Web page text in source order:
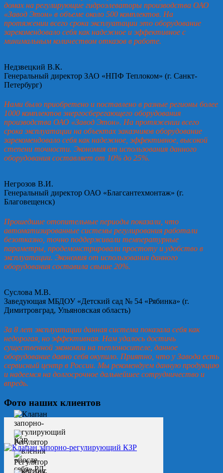
домах на регулирующие гидроэлеваторы производства ОАО
«Завод Этон» в объеме около 500 комплектов. На
протяжении всего срока эксплуатации это оборудование
зарекомендовало себя как надежное и эффективное с
минимальным количеством отказов в работе.
Недзвецкий В.К.
Генеральный директор ЗАО «НПФ Теплоком» (г. Санкт-
Петербург)
Нами было приобретено и поставлено в разные регионы более
1000 комплектов энергосберегающего оборудования
производства ОАО «Завод Этон». На протяжении всего
срока эксплуатации на объектах заказчиков оборудование
зарекомендовало себя как надежное, эффективное, высокой
степени точности. Экономия от использования данного
оборудования составляет от 10% до 25%.
Негрозов В.И.
Генеральный директор ОАО «Благсантехмонтаж» (г.
Благовещенск)
Прошедшие отопительные периоды показали, что
автоматизированные системы регулирования работали
безотказно, точно поддерживали температурные
параметры, продемонстрировали простоту и удобство в
эксплуатации. Экономия от использования данного
оборудования составила свыше 20%.
Суслова М.В.
Заведующая МБДОУ «Детский сад № 54 «Рябинка» (г.
Димитровград, Ульяновская область)
За 8 лет эксплуатации данная система показала себя как
недорогая, но эффективная. Нам удалось достичь
существенной экономии на теплоносителе, данное
оборудование давно себя окупило. Приятно, что у Завода есть
сервисный центр в России. Мы рекомендуем данную продукцию
и надеемся на долгосрочное дальнейшее сотрудничество и
впредь.
Фото наших клиентов